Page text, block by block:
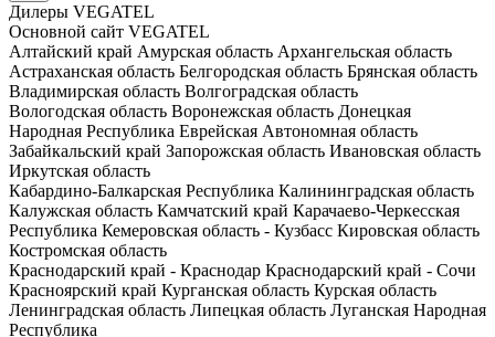
Дилеры VEGATEL
Основной сайт VEGATEL
Алтайский край Амурская область Архангельская область
Астраханская область Белгородская область Брянская область
Владимирская область Волгоградская область
Вологодская область Воронежская область Донецкая
Народная Республика Еврейская Автономная область
Забайкальский край Запорожская область Ивановская область
Иркутская область
Кабардино-Балкарская Республика Калининградская область
Калужская область Камчатский край Карачаево-Черкесская
Республика Кемеровская область - Кузбасс Кировская область
Костромская область
Краснодарский край - Краснодар Краснодарский край - Сочи
Красноярский край Курганская область Курская область
Ленинградская область Липецкая область Луганская Народная
Республика